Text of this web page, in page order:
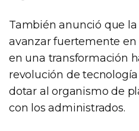
También anunció que
avanzar fuertemente en
en una transformación
revolución de
dotar al organismo de
con los administrados.